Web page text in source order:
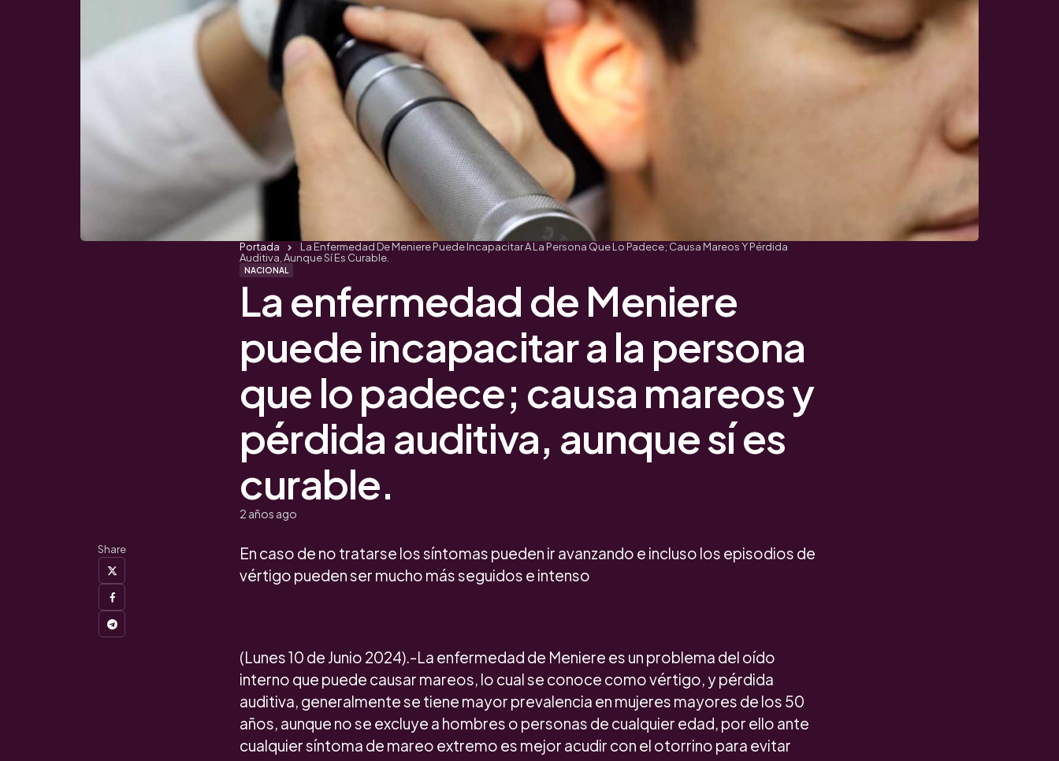
NACIONAL
La enfermedad de Meniere
puede incapacitar a la persona
que lo padece; causa mareos y
pérdida auditiva, aunque sí es
curable.
2 años ago
Portada
La Enfermedad De Meniere Puede Incapacitar A La Persona Que Lo Padece; Causa Mareos Y Pérdida
Auditiva, Aunque Sí Es Curable.
Share
En caso de no tratarse los síntomas pueden ir avanzando e incluso los episodios de
vértigo pueden ser mucho más seguidos e intenso
(Lunes 10 de Junio 2024).-La enfermedad de Meniere es un problema del oído
interno que puede causar mareos, lo cual se conoce como vértigo, y pérdida
auditiva, generalmente se tiene mayor prevalencia en mujeres mayores de los 50
años, aunque no se excluye a hombres o personas de cualquier edad, por ello ante
cualquier síntoma de mareo extremo es mejor acudir con el otorrino para evitar